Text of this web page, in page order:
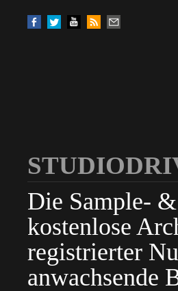
Die Sample-
kostenlose
registrierter
anwachsende